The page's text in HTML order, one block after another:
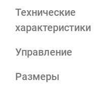
Технические
характеристики
Управление
Размеры